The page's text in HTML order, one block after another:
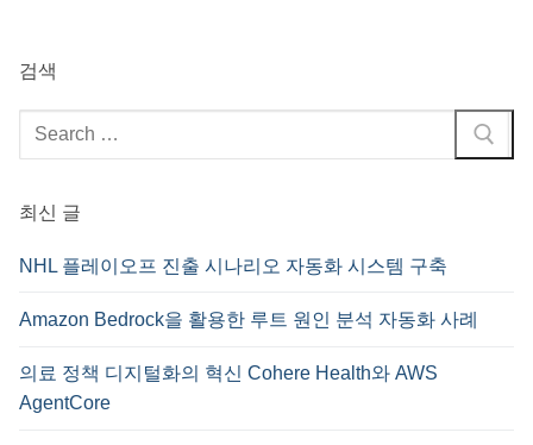
검색
검
최신 글
NHL 플레이오프 진출 시나리오 자동화 시스템 구축
Amazon Bedrock을 활용한 루트 원인 분석 자동화 사례
의료 정책 디지털화의 혁신 Cohere Health와 AWS
AgentCore